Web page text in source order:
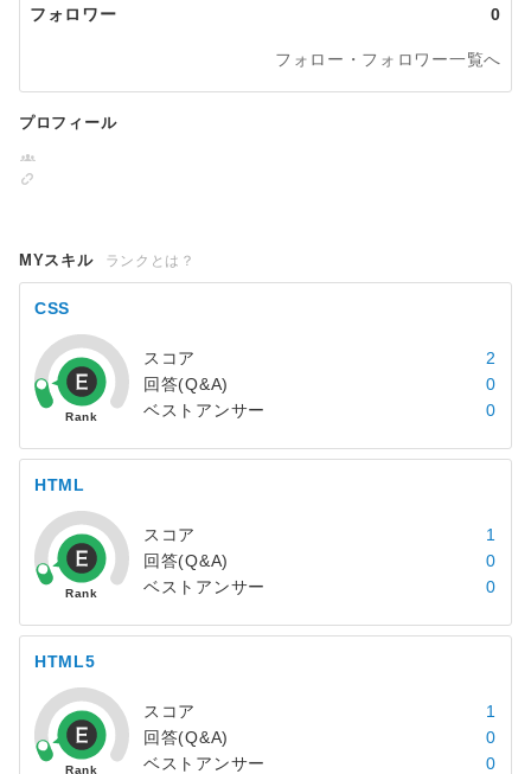
フォロワー 0
フォロー・フォロワー一覧へ
プロフィール
MYスキル ランクとは？
CSS
スコア
2
回答(Q&A)
0
ベストアンサー
0
HTML
スコア
1
回答(Q&A)
0
ベストアンサー
0
HTML5
スコア
1
回答(Q&A)
0
ベストアンサー
0